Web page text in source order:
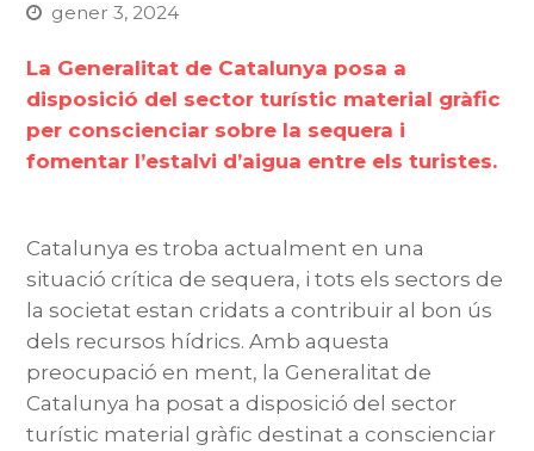
gener 3, 2024
La Generalitat de Catalunya posa a
disposició del sector turístic material gràfic
per conscienciar sobre la sequera i
fomentar l’estalvi d’aigua entre els turistes.
Catalunya es troba actualment en una
situació crítica de sequera, i tots els sectors de
la societat estan cridats a contribuir al bon ús
dels recursos hídrics. Amb aquesta
preocupació en ment, la Generalitat de
Catalunya ha posat a disposició del sector
turístic material gràfic destinat a conscienciar